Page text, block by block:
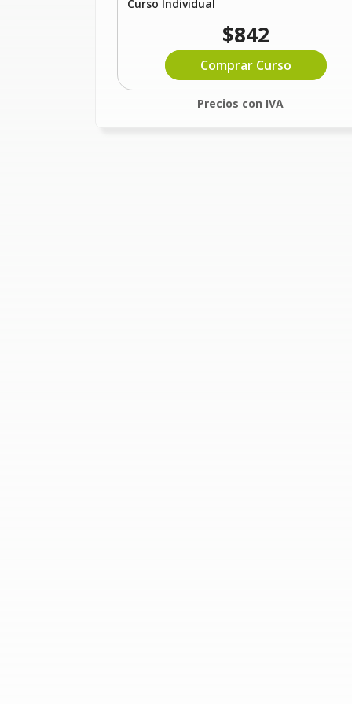
Curso Individual
$842
Comprar Curso
Precios con IVA